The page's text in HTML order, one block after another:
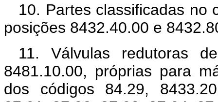
10. Partes classificadas no
posições 8432.40.00 e
11. Válvulas redutoras
8481.10.00, próprias para
dos códigos 84.29,